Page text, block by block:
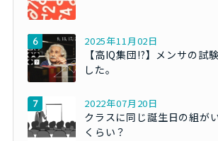
2025年11月02日
【高IQ集団!?】メンサの試
した。
2022年07月20日
クラスに同じ誕生日の組が
くらい？